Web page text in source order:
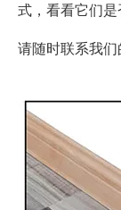
式，看看它们
请随时联系我们